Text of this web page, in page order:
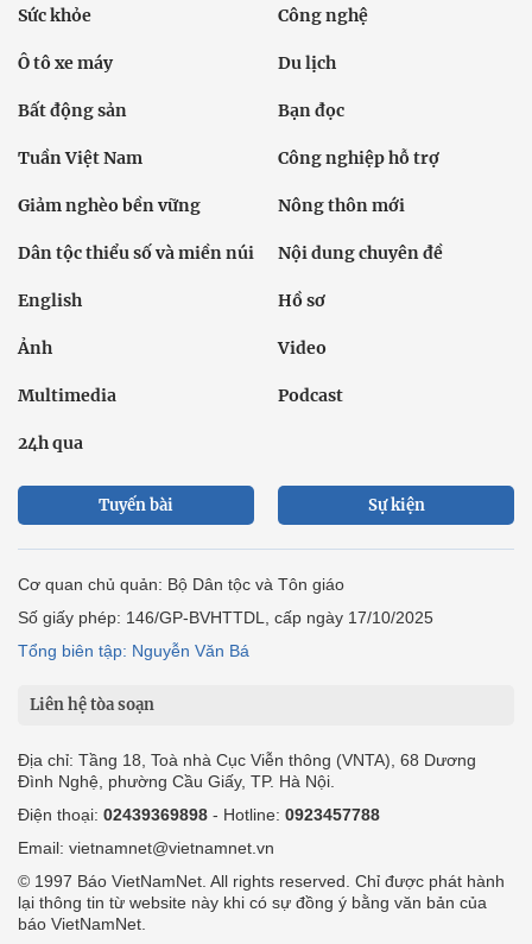
Sức khỏe Công nghệ
Ô tô xe máy Du lịch
Bất động sản Bạn đọc
Tuần Việt Nam Công nghiệp hỗ trợ
Giảm nghèo bền vững Nông thôn mới
Dân tộc thiểu số và miền núi Nội dung chuyên đề
English Hồ sơ
Ảnh Video
Multimedia Podcast
24h qua
Tuyến bài Sự kiện
Cơ quan chủ quản: Bộ Dân tộc và Tôn giáo
Số giấy phép: 146/GP-BVHTTDL, cấp ngày 17/10/2025
Tổng biên tập: Nguyễn Văn Bá
Liên hệ tòa soạn
Địa chỉ: Tầng 18, Toà nhà Cục Viễn thông (VNTA), 68 Dương
Đình Nghệ, phường Cầu Giấy, TP. Hà Nội.
Điện thoại: 02439369898 - Hotline: 0923457788
Email: vietnamnet@vietnamnet.vn
© 1997 Báo VietNamNet. All rights reserved. Chỉ được phát hành
lại thông tin từ website này khi có sự đồng ý bằng văn bản của
báo VietNamNet.